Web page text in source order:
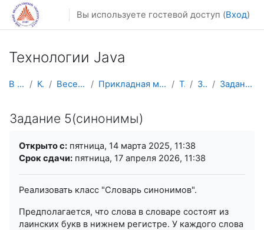
Перейти к основному содержанию
Вы используете гостевой доступ (Вход)
Технологии Java
В начало Курсы Весенний семестр Прикладная математика и информатика TJava Задания Задание 5(синонимы)
Задание 5(синонимы)
Открыто с: пятница, 14 марта 2025, 11:38
Срок сдачи: пятница, 17 апреля 2026, 11:38
Реализовать класс "Словарь синонимов".
Предполагается, что слова в словаре состоят из
лаинских букв в нижнем регистре. У каждого слова